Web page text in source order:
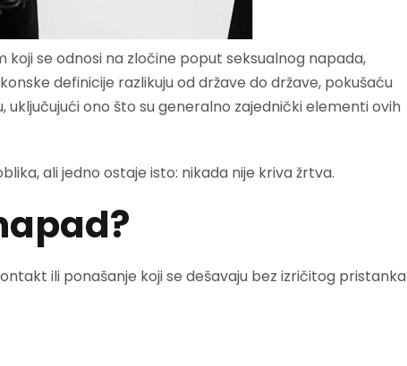
koji se odnosi na zločine poput seksualnog napada,
definicije razlikuju od države do države, pokušaću
ono što su generalno zajednički elementi ovih
ali jedno ostaje isto: nikada nije kriva žrtva.
ili ponašanje koji se dešavaju bez izričitog pristanka